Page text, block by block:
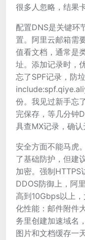
很多人忽略，结果
配置DNS是关键环
置。阿里云邮箱需
值看文档，通常是
址。添加记录时，
忘了SPF记录，防
份。我见过新手忘
完保存，等几分钟
具查MX记录，确认
安全方面不能马虎
了基础防护，但建
加密。强制HTTPS
DDOS防御上，阿
高到10Gbps以上
化性能：邮件附件
务里创建加速域名
图片和文档缓存一